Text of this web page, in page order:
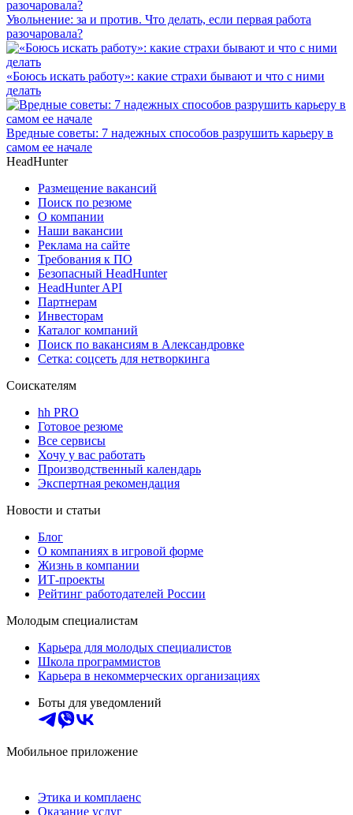
Увольнение: за и против. Что делать, если первая работа
разочаровала?
«Боюсь искать работу»: какие страхи бывают и что с ними
делать
Вредные советы: 7 надежных способов разрушить карьеру в
самом ее начале
HeadHunter
Размещение вакансий
Поиск по резюме
О компании
Наши вакансии
Реклама на сайте
Требования к ПО
Безопасный HeadHunter
HeadHunter API
Партнерам
Инвесторам
Каталог компаний
Поиск по вакансиям в Александровке
Сетка: соцсеть для нетворкинга
Соискателям
hh PRO
Готовое резюме
Все сервисы
Хочу у вас работать
Производственный календарь
Экспертная рекомендация
Новости и статьи
Блог
О компаниях в игровой форме
Жизнь в компании
ИТ-проекты
Рейтинг работодателей России
Молодым специалистам
Карьера для молодых специалистов
Школа программистов
Карьера в некоммерческих организациях
Боты для уведомлений
Мобильное приложение
Этика и комплаенс
Оказание услуг